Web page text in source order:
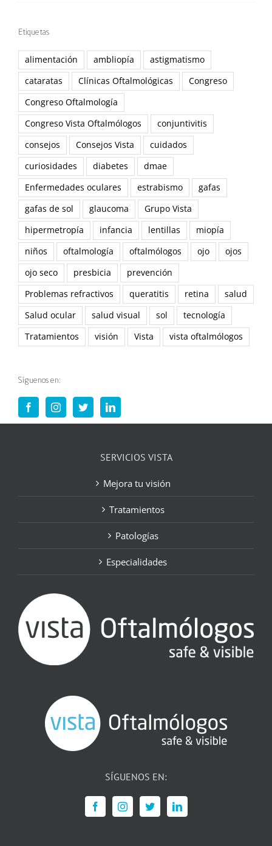
Etiquetas
alimentación ambliopía
astigmatismo
cataratas
Clínicas Oftalmológicas
Congreso
Congreso Oftalmología
Congreso Vista Oftalmólogos
conjuntivitis
consejos
Consejos Vista
cuidados
curiosidades
diabetes
dmae
Enfermedades oculares
estrabismo
gafas
gafas de sol
glaucoma
Grupo Vista
hipermetropía
infancia lentillas
miopía
niños
oftalmología oftalmólogos ojo
ojos
ojo seco
presbicia
prevención
Problemas refractivos
queratitis retina
salud
Salud ocular
salud visual sol
tecnología
Tratamientos
visión Vista vista oftalmólogos
Síguenos en:
SERVICIOS VISTA
Mejora tu visión
Tratamientos
Patologías
Especialidades
SÍGUENOS EN: